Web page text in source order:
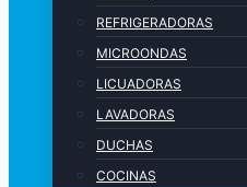
REFRIGERADORAS
MICROONDAS
LICUADORAS
LAVADORAS
DUCHAS
COCINAS